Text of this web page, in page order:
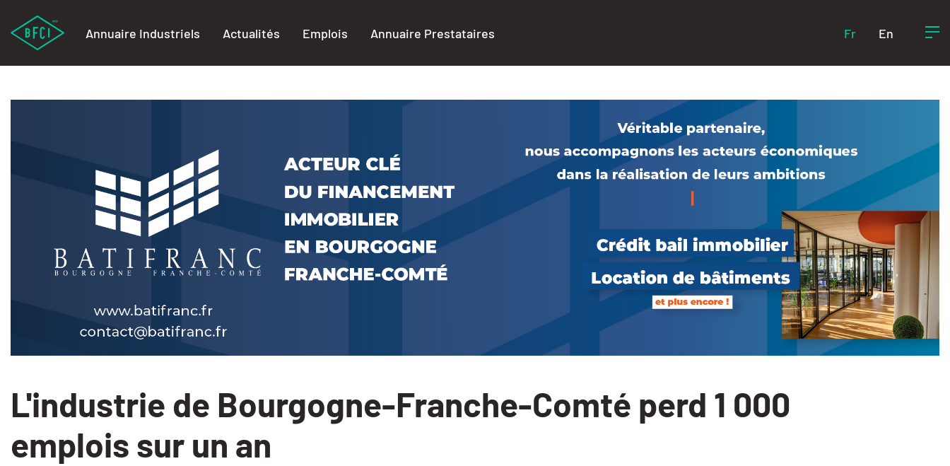
Annuaire Industriels Actualités Emplois Annuaire Prestataires Fr En
L'industrie de Bourgogne-Franche-Comté perd 1 000
emplois sur un an